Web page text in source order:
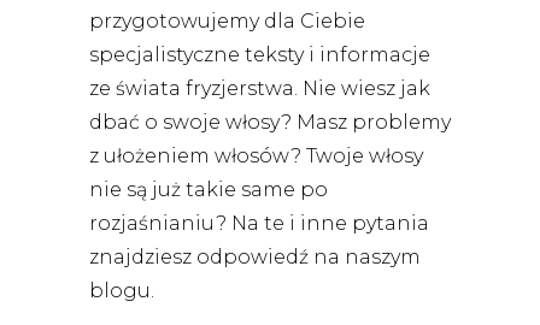
przygotowujemy dla Ciebie
specjalistyczne teksty i informacje
ze świata fryzjerstwa. Nie wiesz jak
dbać o swoje włosy? Masz problemy
z ułożeniem włosów? Twoje włosy
nie są już takie same po
rozjaśnianiu? Na te i inne pytania
znajdziesz odpowiedź na naszym
blogu.